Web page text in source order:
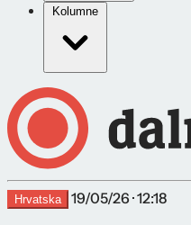
Kolumne
Hrvatska 19/05/26 · 12:18